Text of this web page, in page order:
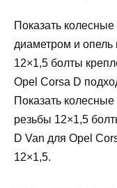
Показать
диаметром и опель
12×1,5 болты
Opel Corsa D
Показать
резьбы 12×1,5
D Van для Opel
12×1,5.